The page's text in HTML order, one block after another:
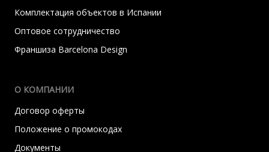
Комплектация объектов в Испании
Оптовое сотрудничество
Франшиза Barcelona Design
О КОМПАНИИ
Договор оферты
Положение о промокодах
Документы